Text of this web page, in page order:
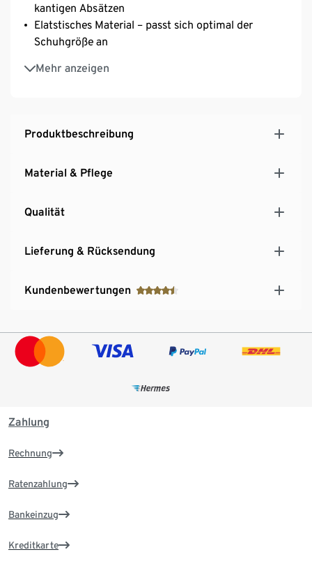
kantigen Absätzen
Elatstisches Material – passt sich optimal der
Schuhgröße an
Mehr anzeigen
Auch geeignet zur Sortierung von Wäsche und zur
Aufbewahrung von Schmutzwäsche
Produktbeschreibung
Material & Pflege
Qualität
Lieferung & Rücksendung
Kundenbewertungen
Zahlung
Rechnung
Ratenzahlung
Bankeinzug
Kreditkarte